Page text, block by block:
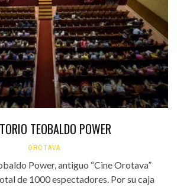
TEOBALDO POWER
OROTAVA
Power, antiguo “Cine Orotava”
de 1000 espectadores. Por su caja